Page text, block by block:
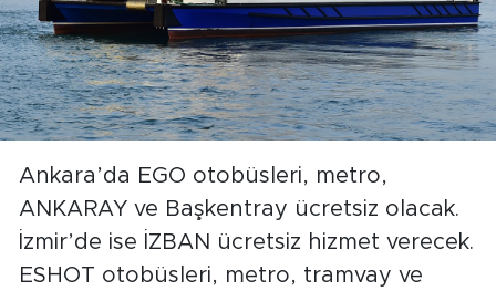
Ankara’da EGO otobüsleri, metro,
ANKARAY ve Başkentray ücretsiz olacak.
İzmir’de ise İZBAN ücretsiz hizmet verecek.
ESHOT otobüsleri, metro, tramvay ve